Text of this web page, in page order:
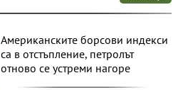
Американските борсови индекси
са в отстъпление, петролът
отново се устреми нагоре